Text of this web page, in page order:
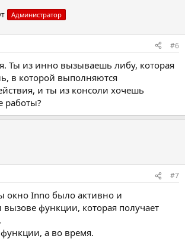
Администратор
#6
Ты из инно вызываешь либу, которая
в которой выполняются
и ты из консоли хочешь
работы?
#7
окно Inno было активно и
функции, которая получает
а во время.